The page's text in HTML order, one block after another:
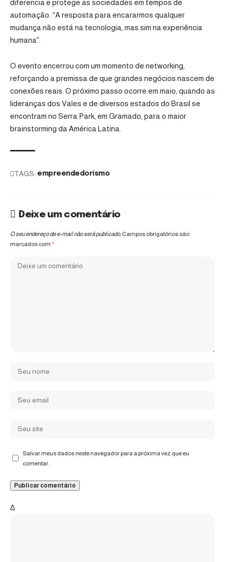
diferencia e protege as sociedades em tempos de
automação. “A resposta para encararmos qualquer
mudança não está na tecnologia, mas sim na experiência
humana”.
O evento encerrou com um momento de networking,
reforçando a premissa de que grandes negócios nascem de
conexões reais. O próximo passo ocorre em maio, quando as
lideranças dos Vales e de diversos estados do Brasil se
encontram no Serra Park, em Gramado, para o maior
brainstorming da América Latina.
TAGS: empreendedorismo
Deixe um comentário
O seu endereço de e-mail não será publicado. Campos obrigatórios são
marcados com *
Salvar meus dados neste navegador para a próxima vez que eu
comentar.
Δ